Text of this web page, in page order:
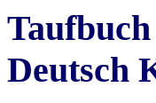
Deutsch